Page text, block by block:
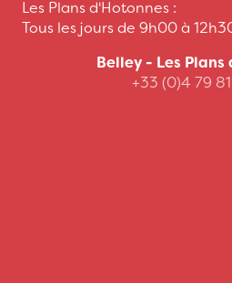
Les Plans d'Hotonnes :
Tous les jours de 9h00 à
Belley - Les Plans
+33 (0)4 79